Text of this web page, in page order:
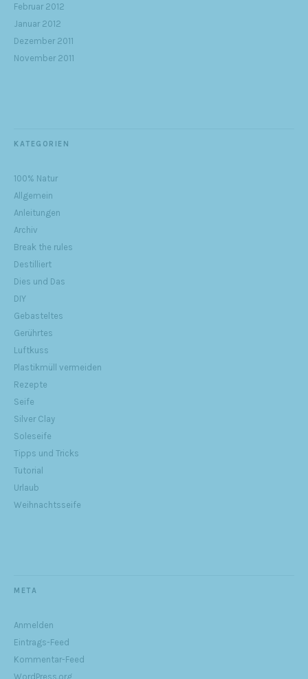
Februar 2012
Januar 2012
Dezember 2011
November 2011
KATEGORIEN
100% Natur
Allgemein
Anleitungen
Archiv
Break the rules
Destilliert
Dies und Das
DIY
Gebasteltes
Gerührtes
Luftkuss
Plastikmüll vermeiden
Rezepte
Seife
Silver Clay
Soleseife
Tipps und Tricks
Tutorial
Urlaub
Weihnachtsseife
META
Anmelden
Eintrags-Feed
Kommentar-Feed
WordPress.org